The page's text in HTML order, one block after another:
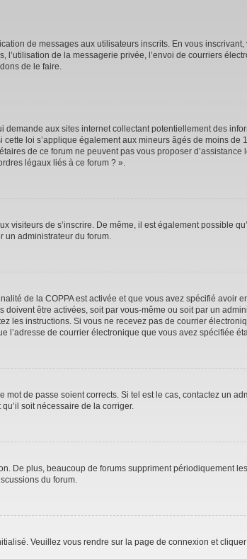
de messages aux utilisateurs inscrits. En vous
de la messagerie privée, l’envoi de courriers
de le faire.
aux sites internet collectant potentiellement des
loi s’applique également aux mineurs âgés de moins
de ce forum ne peuvent pas vous proposer
légaux liés à ce forum ? ».
visiteurs de s’inscrire. De même, il est également possible
un administrateur du forum.
de la COPPA est activée et que vous avez spécifié avoir
être activées, soit par vous-même ou soit par un
les instructions. Si vous ne recevez pas de courrier
de courrier électronique que vous avez spécifiée
de passe soient corrects. Si tel est le cas, contactez un
soit nécessaire de la corriger.
De plus, beaucoup de forums suppriment périodiquement
du forum.
Veuillez vous rendre sur la page de connexion et